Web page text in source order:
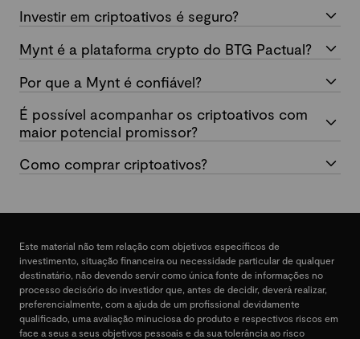
Investir em criptoativos é seguro?
Mynt é a plataforma crypto do BTG Pactual?
Por que a Mynt é confiável?
É possível acompanhar os criptoativos com
maior potencial promissor?
Como comprar criptoativos?
Este material não tem relação com objetivos específicos de
investimento, situação financeira ou necessidade particular de qualquer
destinatário, não devendo servir como única fonte de informações no
processo decisório do investidor que, antes de decidir, deverá realizar,
preferencialmente, com a ajuda de um profissional devidamente
qualificado, uma avaliação minuciosa do produto e respectivos riscos em
face a seus a seus objetivos pessoais e da sua tolerância ao risco